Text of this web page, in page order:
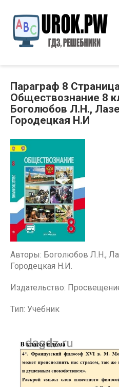
Параграф 8
Обществознание 8
Боголюбов Л.Н.,
Городецкая Н.И
Авторы: Боголюбов Л.Н.,
Городецкая Н.И.
Издательство:
Тип: Учебник